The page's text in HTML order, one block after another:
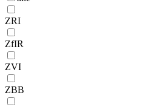
ZRI
ZfIR
ZVI
ZBB